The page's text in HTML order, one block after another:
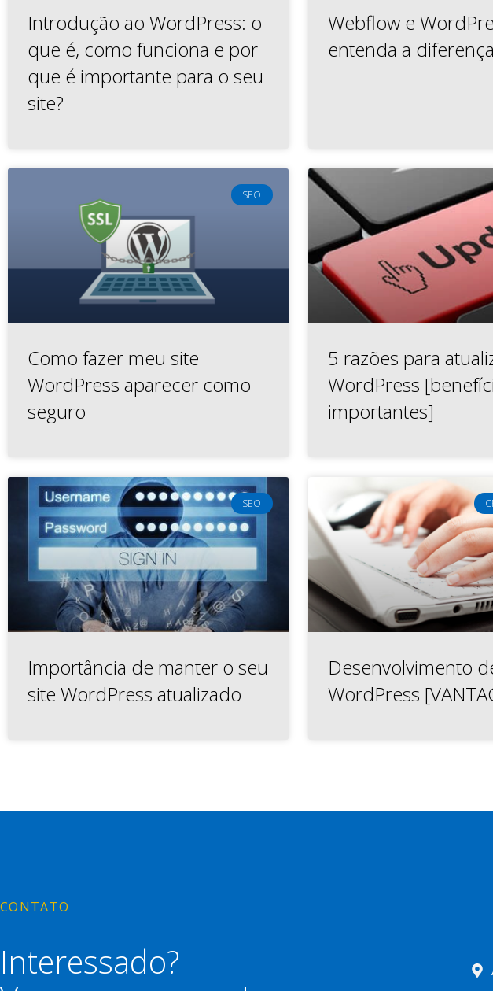
Introdução ao WordPress: o
que é, como funciona e por
que é importante para o seu
site?
Webflow e
entenda a diferença
SEO
Como fazer meu site
WordPress aparecer como
seguro
5 razões para
WordPress
importantes]
SEO
Importância de manter o seu
site WordPress atualizado
Desenvolvimento
WordPress
CONTATO
Interessado?